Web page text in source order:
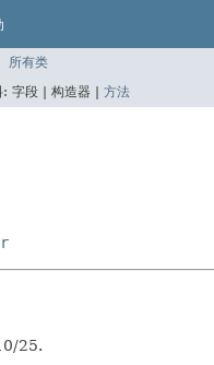
所有类
: 字段 | 构造器 | 方法
25.